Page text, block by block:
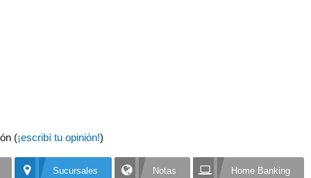
(¡escribí tu opinión!)
Sucursales Notas Home Banking